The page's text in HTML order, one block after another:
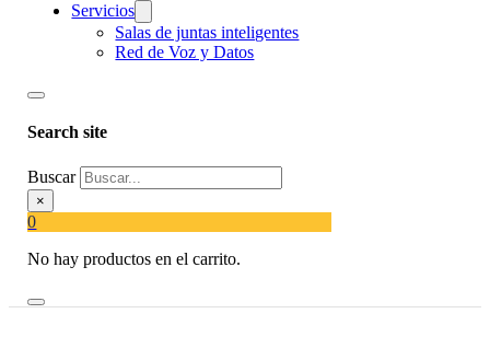
Servicios
Salas de juntas inteligentes
Red de Voz y Datos
Search site
Buscar
×
0
No hay productos en el carrito.